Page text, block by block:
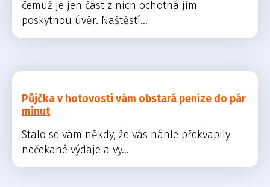
čemuž je jen část z nich ochotná jim
poskytnou úvěr. Naštěstí...
Půjčka v hotovosti vám obstará peníze do pár
minut
Stalo se vám někdy, že vás náhle překvapily
nečekané výdaje a vy...